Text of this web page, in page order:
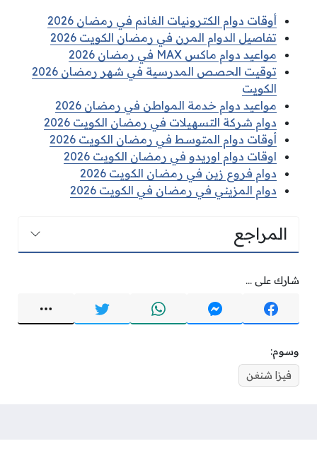
أوقات دوام الكترونيات الغانم في رمضان 2026
تفاصيل الدوام المرن في رمضان الكويت 2026
مواعيد دوام ماكس MAX في رمضان 2026
توقيت الحصص المدرسية في شهر رمضان 2026
الكويت
مواعيد دوام خدمة المواطن في رمضان 2026
دوام شركة التسهيلات في رمضان الكويت 2026
أوقات دوام المتوسط في رمضان الكويت 2026
اوقات دوام اوريدو في رمضان الكويت 2026
دوام فروع زين في رمضان الكويت 2026
دوام المزيني في رمضان في الكويت 2026
المراجع
شارك على ...
وسوم:
فيزا شنغن